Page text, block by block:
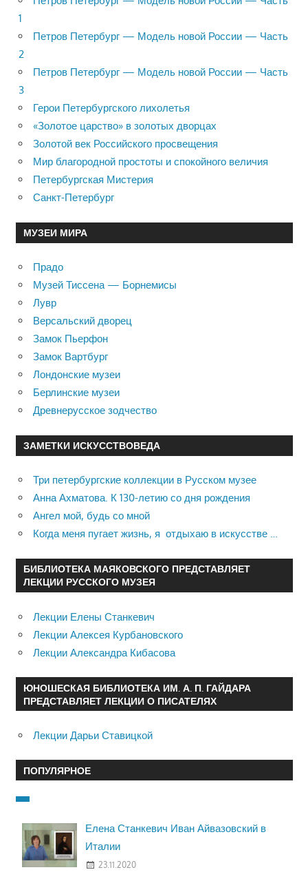
1
Петров Петербург — Модель новой России — Часть
2
Петров Петербург — Модель новой России — Часть
3
Герои Петербургского лихолетья
«Золотое царство» в золотых дворцах
Золотой век Российского просвещения
Мир благородной простоты и спокойного величия
Петербургская Мистерия
Санкт-Петербург
МУЗЕИ МИРА
Прадо
Музей Тиссена — Борнемисы
Лувр
Версальский дворец
Замок Пьерфон
Замок Вартбург
Лондонские музеи
Берлинские музеи
Древнерусское зодчество
ЗАМЕТКИ ИСКУССТВОВЕДА
Три петербургские коллекции в Русском музее
Анна Ахматова. К 130-летию со дня рождения
Ангел мой, будь со мной
Когда меня пугает жизнь, я отдыхаю в искусстве …
БИБЛИОТЕКА МАЯКОВСКОГО ПРЕДСТАВЛЯЕТ
ЛЕКЦИИ РУССКОГО МУЗЕЯ
Лекции Елены Станкевич
Лекции Алексея Курбановского
Лекции Александра Кибасова
ЮНОШЕСКАЯ БИБЛИОТЕКА ИМ. А. П. ГАЙДАРА
ПРЕДСТАВЛЯЕТ ЛЕКЦИИ О ПИСАТЕЛЯХ
Лекции Дарьи Ставицкой
ПОПУЛЯРНОЕ
Елена Станкевич Иван Айвазовский в
Италии
23.11.2020